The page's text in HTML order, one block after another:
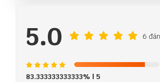
5.0 6
83.333333333333% | 5